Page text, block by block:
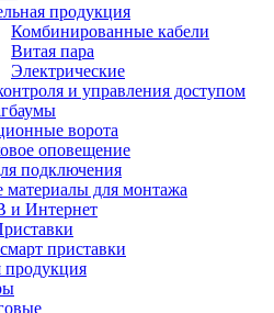
продукция
Комбинированные кабели
Витая пара
Электрические
и управления доступом
ворота
оповещение
подключения
материалы для монтажа
и Интернет
приставки
продукция